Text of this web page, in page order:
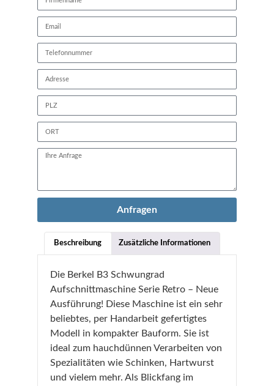
Beschreibung Zusätzliche Informationen
Die Berkel B3 Schwungrad
Aufschnittmaschine Serie Retro – Neue
Ausführung! Diese Maschine ist ein sehr
beliebtes, per Handarbeit gefertigtes
Modell in kompakter Bauform. Sie ist
ideal zum hauchdünnen Verarbeiten von
Spezialitäten wie Schinken, Hartwurst
und vielem mehr. Als Blickfang im
Anfragen